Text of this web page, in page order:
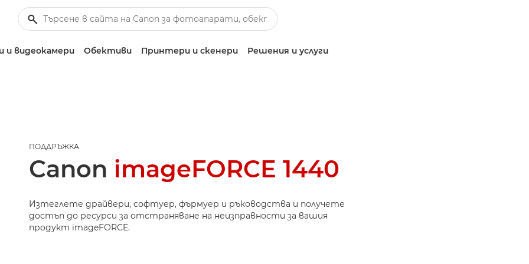
видеокамери Обективи Принтери и скенери Решения и услуги
ПОДДРЪЖКА
Canon imageFORCE 1440
Изтеглете драйвери, софтуер, фърмуер и ръководства и получете
достъп до ресурси за отстраняване на неизправности за вашия
продукт imageFORCE.